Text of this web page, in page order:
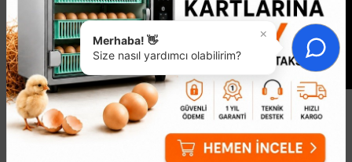
×
Merhaba! 👋
Size nasıl yardımcı olabilirim?